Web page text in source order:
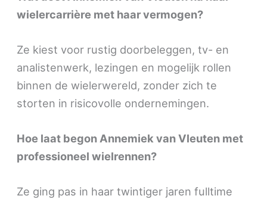
wielercarrière met haar vermogen?
Ze kiest voor rustig doorbeleggen, tv- en
analistenwerk, lezingen en mogelijk rollen
binnen de wielerwereld, zonder zich te
storten in risicovolle ondernemingen.
Hoe laat begon Annemiek van Vleuten met
professioneel wielrennen?
Ze ging pas in haar twintiger jaren fulltime